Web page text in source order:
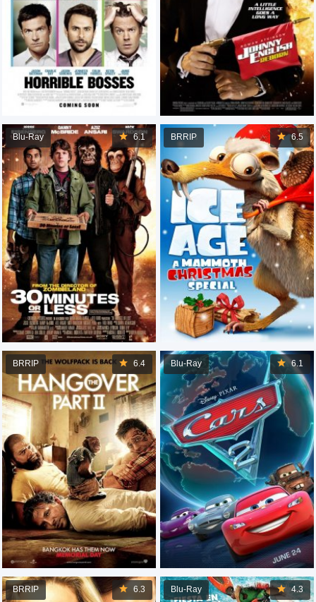
6.5
BRRIP
6.1
Blu-Ray
6.1
Blu-Ray
6.4
BRRIP
4.3
Blu-Ray
6.3
BRRIP